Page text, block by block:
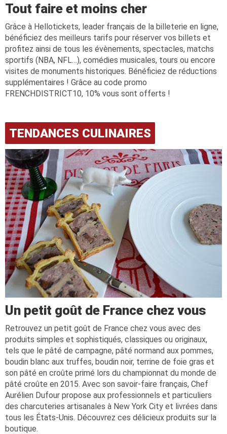
Tout faire et moins cher
Grâce à Hellotickets, leader français de la billeterie en ligne,
bénéficiez des meilleurs tarifs pour réserver vos billets et
profitez ainsi de tous les évènements, spectacles, matchs
sportifs (NBA, NFL…), comédies musicales, tours ou encore
visites de monuments historiques. Bénéficiez de réductions
supplémentaires ! Grâce au code promo
FRENCHDISTRICT10, 10% vous sont offerts !
TENDANCES CULINAIRES
Un petit goût de France chez vous
Retrouvez un petit goût de France chez vous avec des
produits simples et sophistiqués, classiques ou originaux,
tels que le pâté de campagne, pâté normand aux pommes,
boudin blanc aux truffes, boudin noir, terrine de foie gras et
son pâté en croûte primé lors du championnat du monde de
pâté croûte en 2015. Avec son savoir-faire français, Chef
Aurélien Dufour propose aux professionnels et particuliers
des charcuteries artisanales à New York City et livrées dans
tous les États-Unis. Découvrez ces délicieux produits sur la
boutique.